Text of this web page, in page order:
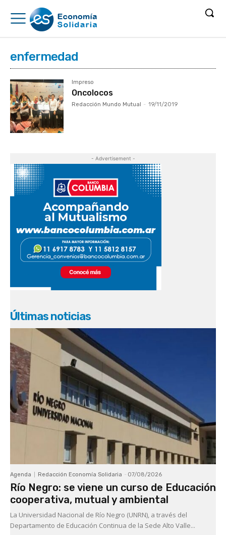
enfermedad
Impreso
Oncolocos
Redacción Mundo Mutual - 19/11/2019
- Advertisement -
Últimas noticias
Agenda Redacción Economía Solidaria - 07/08/2026
Río Negro: se viene un curso de Educación
cooperativa, mutual y ambiental
La Universidad Nacional de Río Negro (UNRN), a través del
Departamento de Educación Continua de la Sede Alto Valle...